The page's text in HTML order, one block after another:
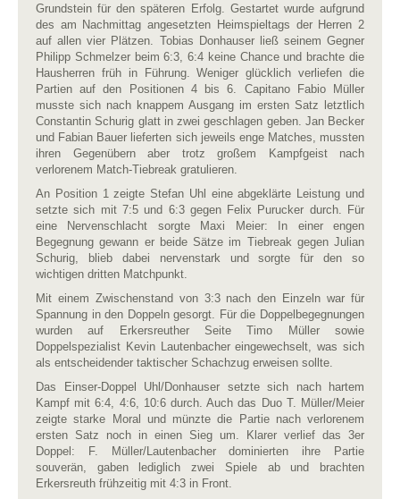
Grundstein für den späteren Erfolg. Gestartet wurde aufgrund
des am Nachmittag angesetzten Heimspieltags der Herren 2
auf allen vier Plätzen. Tobias Donhauser ließ seinem Gegner
Philipp Schmelzer beim 6:3, 6:4 keine Chance und brachte die
Hausherren früh in Führung. Weniger glücklich verliefen die
Partien auf den Positionen 4 bis 6. Capitano Fabio Müller
musste sich nach knappem Ausgang im ersten Satz letztlich
Constantin Schurig glatt in zwei geschlagen geben. Jan Becker
und Fabian Bauer lieferten sich jeweils enge Matches, mussten
ihren Gegenübern aber trotz großem Kampfgeist nach
verlorenem Match-Tiebreak gratulieren.
An Position 1 zeigte Stefan Uhl eine abgeklärte Leistung und
setzte sich mit 7:5 und 6:3 gegen Felix Purucker durch. Für
eine Nervenschlacht sorgte Maxi Meier: In einer engen
Begegnung gewann er beide Sätze im Tiebreak gegen Julian
Schurig, blieb dabei nervenstark und sorgte für den so
wichtigen dritten Matchpunkt.
Mit einem Zwischenstand von 3:3 nach den Einzeln war für
Spannung in den Doppeln gesorgt. Für die Doppelbegegnungen
wurden auf Erkersreuther Seite Timo Müller sowie
Doppelspezialist Kevin Lautenbacher eingewechselt, was sich
als entscheidender taktischer Schachzug erweisen sollte.
Das Einser-Doppel Uhl/Donhauser setzte sich nach hartem
Kampf mit 6:4, 4:6, 10:6 durch. Auch das Duo T. Müller/Meier
zeigte starke Moral und münzte die Partie nach verlorenem
ersten Satz noch in einen Sieg um. Klarer verlief das 3er
Doppel: F. Müller/Lautenbacher dominierten ihre Partie
souverän, gaben lediglich zwei Spiele ab und brachten
Erkersreuth frühzeitig mit 4:3 in Front.